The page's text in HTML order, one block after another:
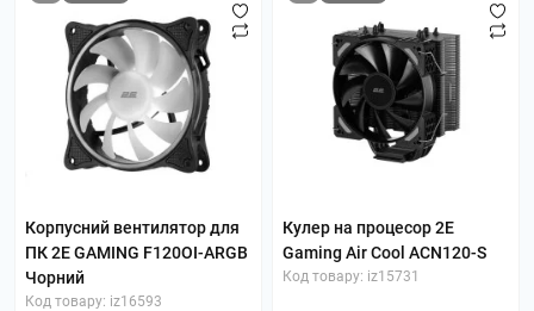
Корпусний вентилятор для
ПК 2E GAMING F120OI-ARGB
Чорний
Код товару: iz16593
Кулер на процесор 2E
Gaming Air Cool ACN120-S
Код товару: iz15731